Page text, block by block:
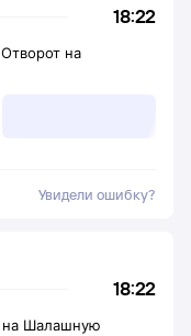
18:22
на
Увидели ошибку?
18:22
на Шалашную